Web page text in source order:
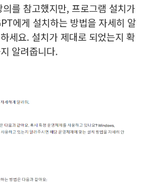
를 참고했지만, 프로그램 설치가
에게 설치하는 방법을 자세히 알
세요. 설치가 제대로 되었는지 확
알려줍니다.